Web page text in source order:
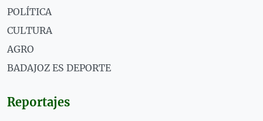
POLÍTICA
CULTURA
AGRO
BADAJOZ ES DEPORTE
Reportajes